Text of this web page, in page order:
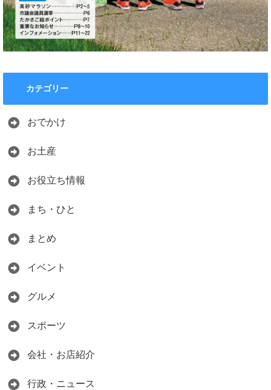
カテゴリー
おでかけ
お土産
お役立ち情報
まち・ひと
まとめ
イベント
グルメ
スポーツ
会社・お店紹介
行政・ニュース